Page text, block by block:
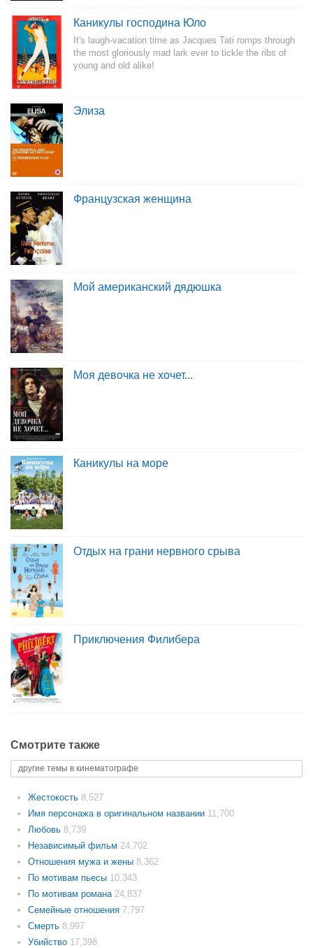
Каникулы господина Юло
It's laugh-vacation time as Jacques Tati romps through
the most gloriously mad lark ever to tickle the ribs of
young and old alike!
Элиза
Французская женщина
Мой американский дядюшка
Моя девочка не хочет...
Каникулы на море
Отдых на грани нервного срыва
Приключения Филибера
Смотрите также
другие темы в кинематографе
Жестокость 8,527
Имя персонажа в оригинальном названии 11,700
Любовь 8,739
Независимый фильм 24,702
Отношения мужа и жены 8,362
По мотивам пьесы 10,343
По мотивам романа 24,837
Семейные отношения 7,797
Смерть 8,997
Убийство 17,398